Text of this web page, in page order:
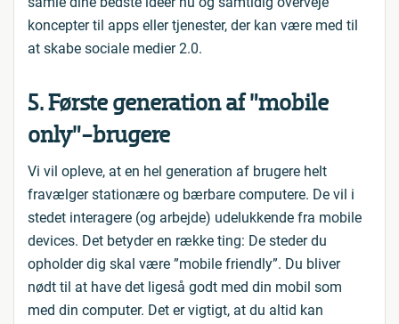
koncepter til apps eller tjenester, der kan være med til
at skabe sociale medier 2.0.
5. Første generation af ”mobile
only”-brugere
Vi vil opleve, at en hel generation af brugere helt
fravælger stationære og bærbare computere. De vil i
stedet interagere (og arbejde) udelukkende fra mobile
devices. Det betyder en række ting: De steder du
opholder dig skal være ”mobile friendly”. Du bliver
nødt til at have det ligeså godt med din mobil som
med din computer. Det er vigtigt, at du altid kan